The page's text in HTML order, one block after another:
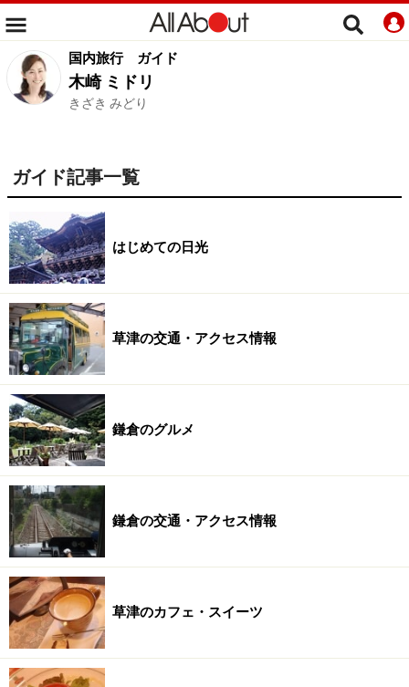
国内旅行 ガイド
木崎 ミドリ
きざき みどり
ガイド記事一覧
はじめての日光
草津の交通・アクセス情報
鎌倉のグルメ
鎌倉の交通・アクセス情報
草津のカフェ・スイーツ